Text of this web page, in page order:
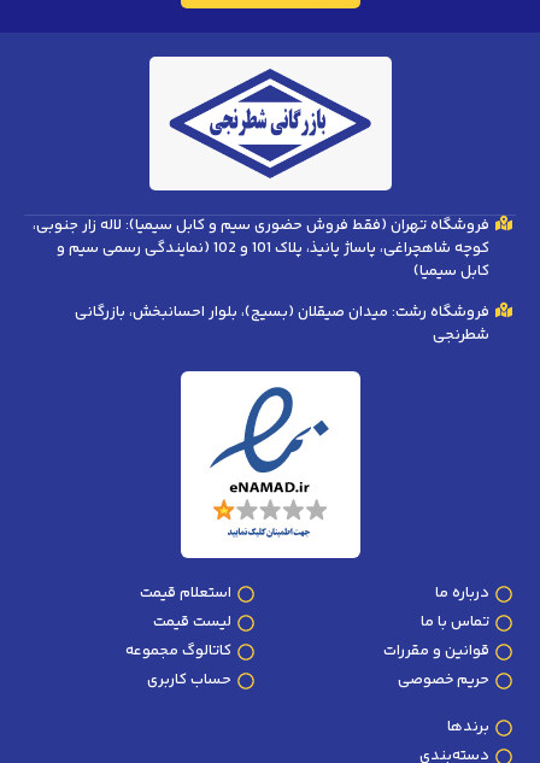
فروشگاه تهران (فقط فروش حضوری سیم و کابل سیمیا): لاله زار جنوبی،
کوچه شاهچراغی، پاساژ پانیذ، پلاک 101 و 102 (نمایندگی رسمی سیم و
کابل سیمیا)
فروشگاه رشت: میدان صیقلان (بسیج)، بلوار احسانبخش، بازرگانی
شطرنجی
درباره ما
تماس با ما
قوانین و مقررات
حریم خصوصی
استعلام قیمت
لیست قیمت
کاتالوگ مجموعه
حساب کاربری
برندها
دسته‌بندی